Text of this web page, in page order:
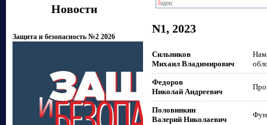
Новости
Защита и безопасность №2 2026
N1, 2023
Сильников
Михаил Владимирович
Нам
Федоров
Николай Андреевич
Половинкин
Валерий Николаевич